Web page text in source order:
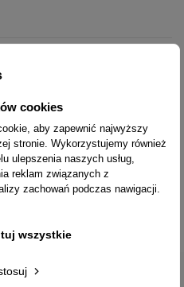
W sprawach dotyczących
mailowy, telefoniczny lub przez
cookies
aby zapewnić najwyższy
stronie. Wykorzystujemy również
ulepszenia naszych usług,
reklam związanych z
zachowań podczas nawigacji.
wszystkie